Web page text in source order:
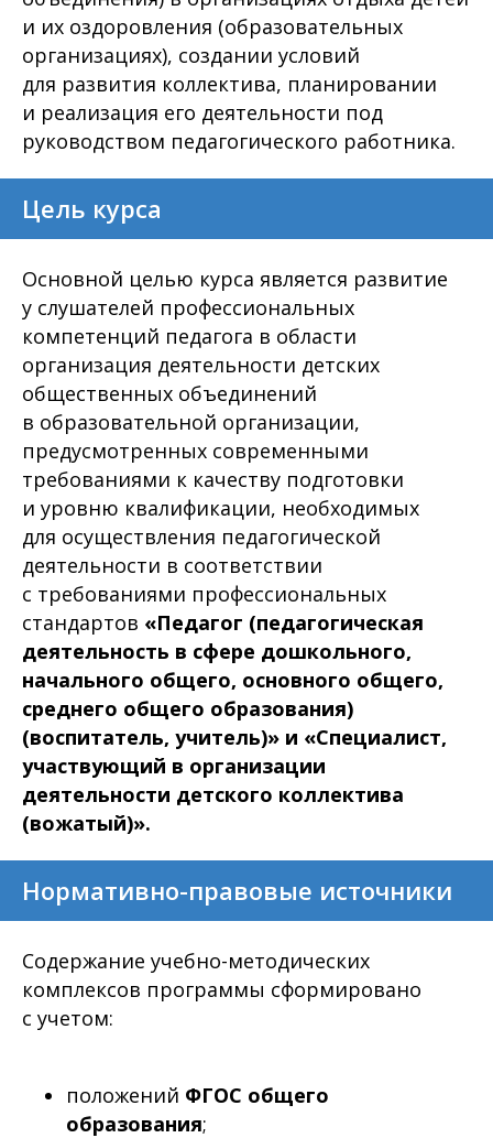
и их оздоровления (образовательных
организациях), создании условий
для развития коллектива, планировании
и реализация его деятельности под
руководством педагогического работника.
Цель курса
Основной целью курса является развитие
у слушателей профессиональных
компетенций педагога в области
организация деятельности детских
общественных объединений
в образовательной организации,
предусмотренных современными
требованиями к качеству подготовки
и уровню квалификации, необходимых
для осуществления педагогической
деятельности в соответствии
с требованиями профессиональных
стандартов «Педагог (педагогическая
деятельность в сфере дошкольного,
начального общего, основного общего,
среднего общего образования)
(воспитатель, учитель)» и «Специалист,
участвующий в организации
деятельности детского коллектива
(вожатый)».
Нормативно-правовые источники
Содержание учебно-методических
комплексов программы сформировано
с учетом:
положений ФГОС общего
образования;